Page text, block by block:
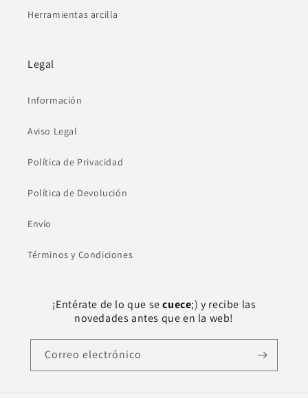
Herramientas arcilla
Legal
Información
Aviso Legal
Política de Privacidad
Política de Devolución
Envío
Términos y Condiciones
¡Entérate de lo que secuece;) y recibe las
novedades antes que en la web!
Correo electrónico